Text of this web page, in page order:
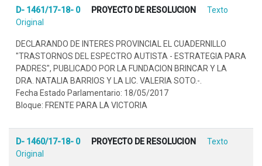
D- 1461/17-18- 0 PROYECTO DE RESOLUCION
Texto
Original
DECLARANDO DE INTERES PROVINCIAL EL CUADERNILLO
"TRASTORNOS DEL ESPECTRO AUTISTA - ESTRATEGIA PARA
PADRES", PUBLICADO POR LA FUNDACION BRINCAR Y LA
DRA. NATALIA BARRIOS Y LA LIC. VALERIA SOTO.-.
Fecha Estado Parlamentario: 18/05/2017
Bloque: FRENTE PARA LA VICTORIA
D- 1460/17-18- 0 PROYECTO DE RESOLUCION
Texto
Original